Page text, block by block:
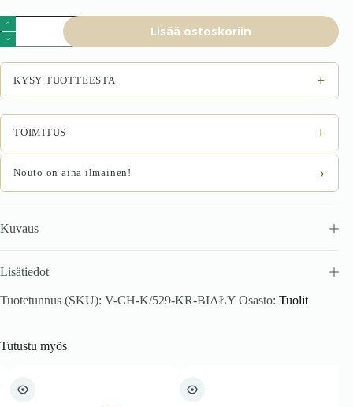
Tuoli
NOVARO,
valkoinen
määrä
Lisää ostoskoriin
KYSY TUOTTEESTA +
TOIMITUS +
Nouto on aina ilmainen! ›
Kuvaus
Lisätiedot
Tuotetunnus (SKU): V-CH-K/529-KR-BIAŁY Osasto: Tuolit
Tutustu myös